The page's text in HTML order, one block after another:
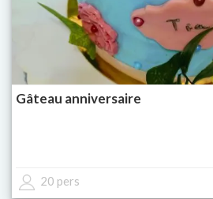
Gâteau anniversaire
20 pers